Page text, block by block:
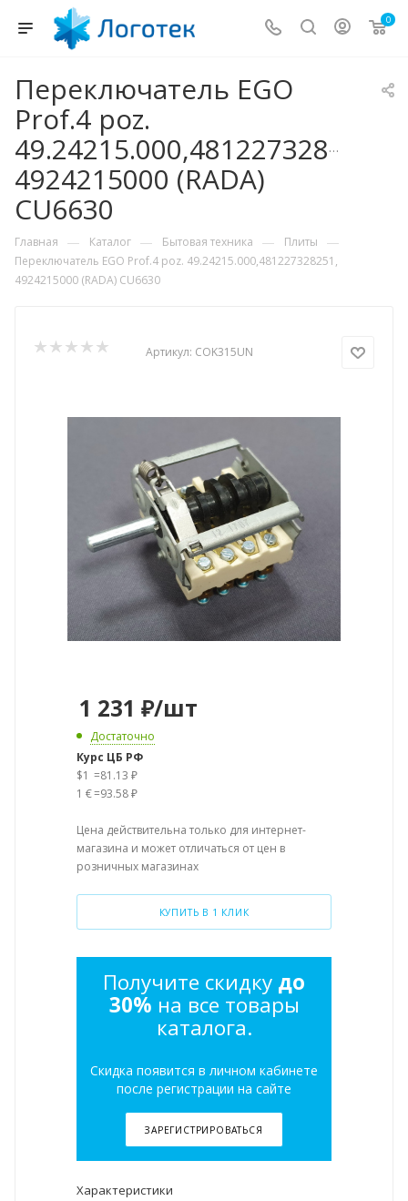
0
Переключатель EGO
Prof.4 poz.
49.24215.000,481227328251,
4924215000 (RADA)
CU6630
Главная — Каталог — Бытовая техника — Плиты —
Переключатель EGO Prof.4 poz. 49.24215.000,481227328251,
4924215000 (RADA) CU6630
Артикул: COK315UN
1 231 ₽/шт
Достаточно
Курс ЦБ РФ
$1 =81.13 ₽
1 €=93.58 ₽
Цена действительна только для интернет-
магазина и может отличаться от цен в
розничных магазинах
КУПИТЬ В 1 КЛИК
Получите скидку до
30% на все товары
каталога.
Скидка появится в личном кабинете
после регистрации на сайте
ЗАРЕГИСТРИРОВАТЬСЯ
Характеристики